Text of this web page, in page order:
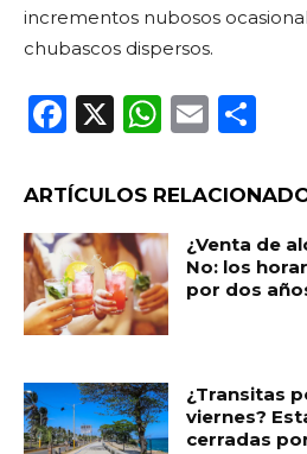
incrementos nubosos
chubascos dispersos.
F
c
e
b
o
o
k
X
W
a
ts
A
p
p
E
ai
l
m
p
ar
ti
ARTÍCULOS
¿Venta de
No: los
por dos
¿Transitas
viernes?
cerradas